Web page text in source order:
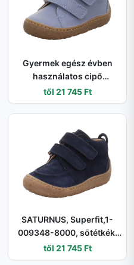
Gyermek egész évben
használatos cipő
SATURNUS, Superfit,1-
009346-8010, világoskék
- 21
től 21 745 Ft
SATURNUS, Superfit,1-
009348-8000, sötétkék,
fiú cipő, egész szezonra
való - 21
től 21 745 Ft